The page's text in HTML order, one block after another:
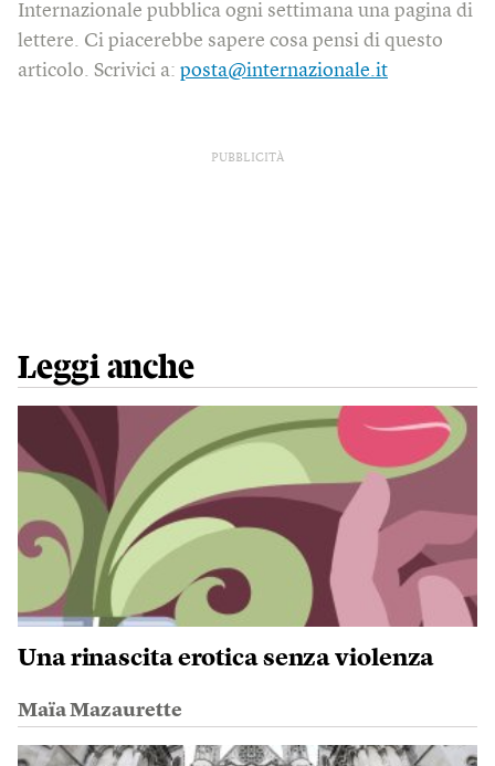
Internazionale pubblica ogni settimana una pagina di
lettere. Ci piacerebbe sapere cosa pensi di questo
articolo. Scrivici a: posta@internazionale.it
PUBBLICITÀ
Leggi anche
Una rinascita erotica senza violenza
Maïa Mazaurette